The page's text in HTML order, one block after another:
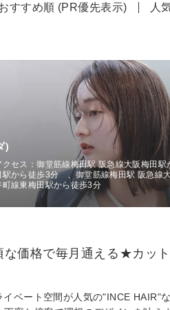
すすめ順 (PR優先表示) 人
)
クセス：御堂筋線梅田駅 阪急線大阪梅田
駅から徒歩3分 、御堂筋線梅田駅 阪急線
町線東梅田駅から徒歩3分
な価格で毎月通える★カ
イベート空間が人気の"INCE HAIR"